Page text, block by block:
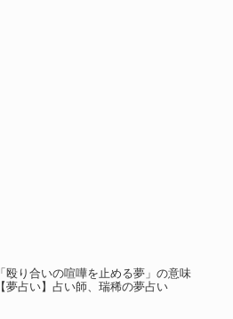
「殴り合いの喧嘩を止める夢」の意味
【夢占い】占い師、瑞稀の夢占い